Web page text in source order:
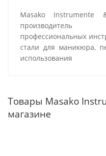
Masako
производитель
профессиональных
стали для маникюра,
использования
Товары Masako
магазине